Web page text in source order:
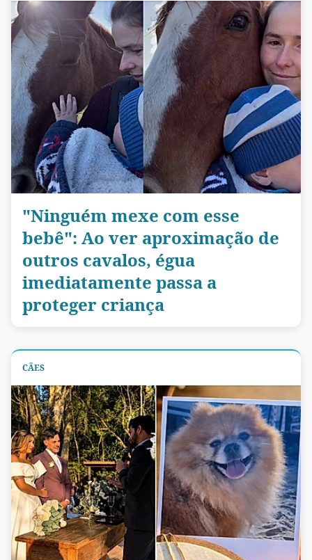
"Ninguém mexe com esse
bebê": Ao ver aproximação de
outros cavalos, égua
imediatamente passa a
proteger criança
CÃES